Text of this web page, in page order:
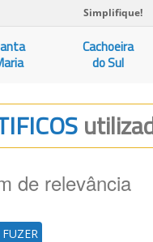
Simplifique!
Cachoeira
do Sul
de relevância